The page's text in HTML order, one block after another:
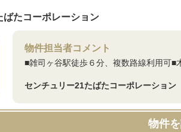
ばたコーポレーション
物件担当者コメント
■雑司ヶ谷駅徒歩６分、複数路線利用可
センチュリー21たばたコーポレーショ
物件